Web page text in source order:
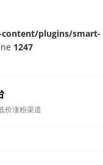
plugins/smart-
1247
价涨粉渠道